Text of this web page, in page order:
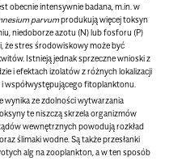
obecnie intensywnie badana, m.in. w
parvumprodukują więcej toksyn
niedoborze azotu (N) lub fosforu (P)
że stres środowiskowy może być
Istnieją jednak sprzeczne wnioski z
i efektach izolatów z różnych lokalizacji
fitoplanktonu.
wynika ze zdolności wytwarzania
te niszczą skrzela organizmów
wewnętrznych powodują rozkład
ślimaki wodne. Są także przesłanki
alg na zooplankton, a w ten sposób